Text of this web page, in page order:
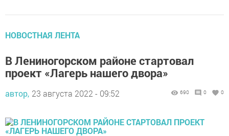
НОВОСТНАЯ ЛЕНТА
В Лениногорском районе стартовал
проект «Лагерь нашего двора»
автор, 23 августа 2022 - 09:52 690 0 0